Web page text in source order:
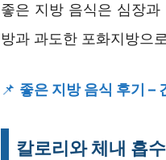
좋은 지방 음식은 심장
방과 과도한 포화지방으
📌 좋은 지방 음식 후기 –
칼로리와 체내 흡